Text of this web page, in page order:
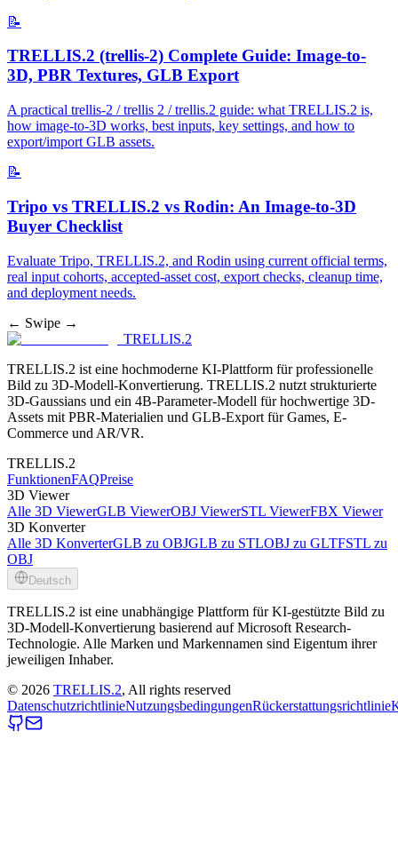
📝
TRELLIS.2 (trellis-2) Complete Guide: Image-to-
3D, PBR Textures, GLB Export
A practical trellis-2 / trellis 2 / trellis.2 guide: what TRELLIS.2 is,
how image-to-3D works, best inputs, key settings, and how to
export/import GLB assets.
📝
Tripo vs TRELLIS.2 vs Rodin: An Image-to-3D
Buyer Checklist
Evaluate Tripo, TRELLIS.2, and Rodin using current official terms,
real input cohorts, accepted-asset cost, export checks, cleanup time,
and deployment needs.
← Swipe →
TRELLIS.2
TRELLIS.2 ist eine hochmoderne KI-Plattform für professionelle
Bild zu 3D-Modell-Konvertierung. TRELLIS.2 nutzt strukturierte
3D-Gaussians und ein 4B-Parameter-Modell für hochwertige 3D-
Assets mit PBR-Materialien und GLB-Export für Games, E-
Commerce und AR/VR.
TRELLIS.2
FunktionenFAQPreise
3D Viewer
Alle 3D ViewerGLB ViewerOBJ ViewerSTL ViewerFBX Viewer
3D Konverter
Alle 3D KonverterGLB zu OBJGLB zu STLOBJ zu GLTFSTL zu
OBJ
Deutsch
TRELLIS.2 ist eine unabhängige Plattform für KI-gestützte Bild zu
3D-Modell-Konvertierung basierend auf Microsoft Research-
Technologie. Alle Marken und Markennamen sind Eigentum ihrer
jeweiligen Inhaber.
© 2026 TRELLIS.2, All rights reserved
DatenschutzrichtlinieNutzungsbedingungenRückerstattungsrichtlinie